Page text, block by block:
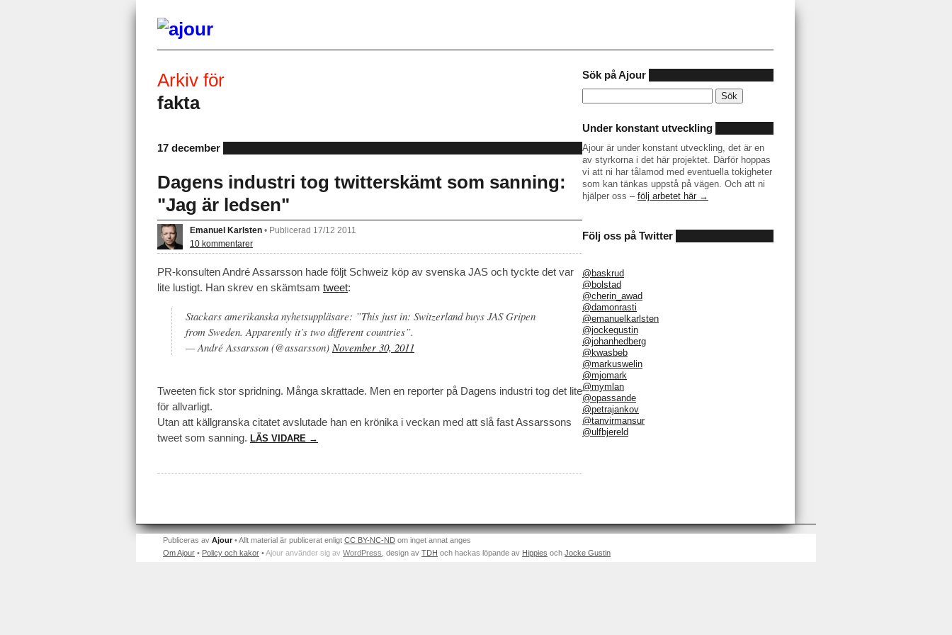
Arkiv för
fakta
17 december
Dagens industri tog twitterskämt som sanning:
"Jag är ledsen"
Emanuel Karlsten • Publicerad 17/12 2011
10 kommentarer
PR-konsulten André Assarsson hade följt Schweiz köp av svenska JAS och tyckte det var
lite lustigt. Han skrev en skämtsam tweet:
Stackars amerikanska nyhetsuppläsare: ”This just in: Switzerland buys JAS Gripen
from Sweden. Apparently it’s two different countries”.
— André Assarsson (@assarsson) November 30, 2011
Tweeten fick stor spridning. Många skrattade. Men en reporter på Dagens industri tog det lite
för allvarligt.
Utan att källgranska citatet avslutade han en krönika i veckan med att slå fast Assarssons
tweet som sanning. LÄS VIDARE →
Sök på Ajour
efter:
Under konstant utveckling
Ajour är under konstant utveckling, det är en
av styrkorna i det här projektet. Därför hoppas
vi att ni har tålamod med eventuella tokigheter
som kan tänkas uppstå på vägen. Och att ni
hjälper oss – följ arbetet här →
Följ oss på Twitter
@baskrud
@bolstad
@cherin_awad
@damonrasti
@emanuelkarlsten
@jockegustin
@johanhedberg
@kwasbeb
@markuswelin
@mjomark
@mymlan
@opassande
@petrajankov
@tanvirmansur
@ulfbjereld
Publiceras av Ajour • Allt material är publicerat enligt CC BY-NC-ND om inget annat anges
Om Ajour • Policy och kakor •Ajour använder sig av WordPress , design av TDH och hackas löpande av Hippies och Jocke Gustin